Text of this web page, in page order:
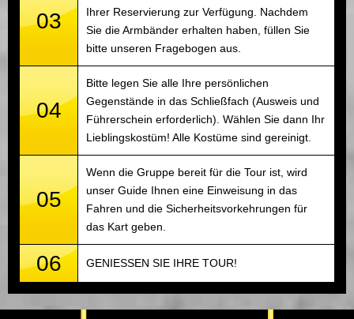
03
Ihrer Reservierung zur Verfügung. Nachdem
Sie die Armbänder erhalten haben, füllen Sie
bitte unseren Fragebogen aus.
04
Bitte legen Sie alle Ihre persönlichen
Gegenstände in das Schließfach (Ausweis und
Führerschein erforderlich). Wählen Sie dann Ihr
Lieblingskostüm! Alle Kostüme sind gereinigt.
05
Wenn die Gruppe bereit für die Tour ist, wird
unser Guide Ihnen eine Einweisung in das
Fahren und die Sicherheitsvorkehrungen für
das Kart geben.
06 GENIESSEN SIE IHRE TOUR!